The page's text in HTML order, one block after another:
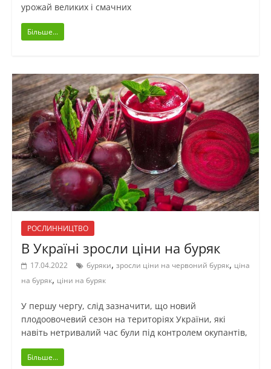
урожай великих і смачних
Більше...
РОСЛИННИЦТВО
В Україні зросли ціни на буряк
17.04.2022 буряки, зросли ціни на червоний буряк, ціна
на буряк, ціни на буряк
У першу чергу, слід зазначити, що новий
плодоовочевий сезон на територіях України, які
навіть нетривалий час були під контролем окупантів,
Більше...